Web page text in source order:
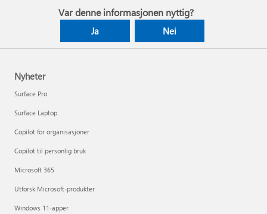
Var denne informasjonen nyttig?
Ja Nei
Nyheter
Surface Pro
Surface Laptop
Copilot for organisasjoner
Copilot til personlig bruk
Microsoft 365
Utforsk Microsoft-produkter
Windows 11-apper